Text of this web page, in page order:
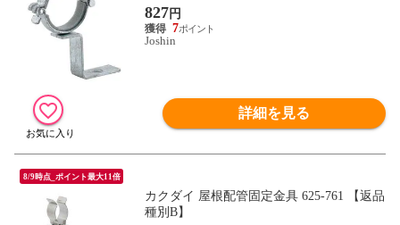
827 円
7
Joshin
詳細を見る
8/9時点_ポイント最大11倍
カクダイ 屋根配管固定金具 625-761 【返品
種別B】